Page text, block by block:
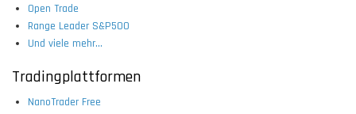
Open Trade
Range Leader S&P500
Und viele mehr...
Tradingplattformen
NanoTrader Free